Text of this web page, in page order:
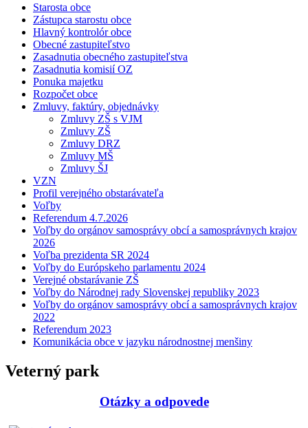
Starosta obce
Zástupca starostu obce
Hlavný kontrolór obce
Obecné zastupiteľstvo
Zasadnutia obecného zastupiteľstva
Zasadnutia komisií OZ
Ponuka majetku
Rozpočet obce
Zmluvy, faktúry, objednávky
Zmluvy ZŠ s VJM
Zmluvy ZŠ
Zmluvy DRZ
Zmluvy MŠ
Zmluvy ŠJ
VZN
Profil verejného obstarávateľa
Voľby
Referendum 4.7.2026
Voľby do orgánov samosprávy obcí a samosprávnych krajov
2026
Voľba prezidenta SR 2024
Voľby do Európskeho parlamentu 2024
Verejné obstarávanie ZŠ
Voľby do Národnej rady Slovenskej republiky 2023
Voľby do orgánov samosprávy obcí a samosprávnych krajov
2022
Referendum 2023
Komunikácia obce v jazyku národnostnej menšiny
Veterný park
Otázky a odpovede